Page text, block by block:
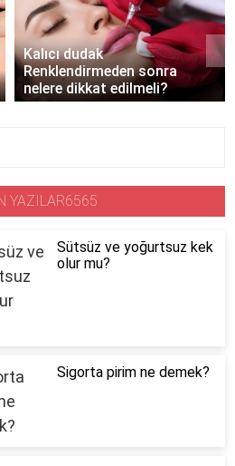
Kalıcı dudak
Renklendirmeden sonra
nelere dikkat edilmeli?
›
YAZILAR6565
Sütsüz ve yoğurtsuz kek
olur mu?
Sigorta pirim ne demek?